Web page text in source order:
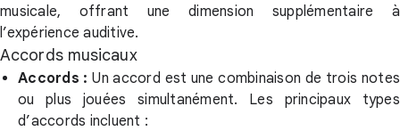
musicale, offrant une dimension supplémentaire à
l’expérience auditive.
Accords musicaux
Accords : Un accord est une combinaison de trois notes
ou plus jouées simultanément. Les principaux types
d’accords incluent :